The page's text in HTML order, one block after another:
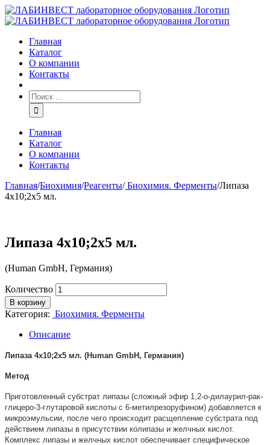
Главная
Каталог
О компании
Контакты
Главная
Каталог
О компании
Контакты
Главная/Биохимия/Реагенты/Биохимия. Ферменты/Липаза
4х10;2х5 мл.
Липаза 4х10;2х5 мл.
(Human GmbH, Германия)
Количество
В корзину
Категория: Биохимия. Ферменты
Описание
Липаза 4х10;2х5 мл. (Human GmbH, Германия)
Метод
Приготовленный субстрат липазы (сложный эфир 1,2-о-дилаурил-рак-
глицеро-3-глутаровой кислоты с 6-метилрезоруфином) добавляется к
микроэмульсии, после чего происходит расщепление субстрата под
действием липазы в присутствии колипазы и желчных кислот.
Комплекс липазы и желчных кислот обеспечивает специфическое